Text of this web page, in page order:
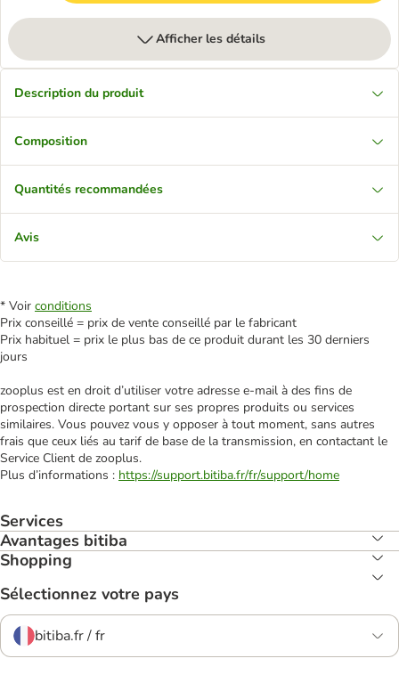
Afficher les détails
Description du produit
Composition
Quantités recommandées
Avis
* Voir conditions
Prix conseillé = prix de vente conseillé par le fabricant
Prix habituel = prix le plus bas de ce produit durant les 30 derniers
jours
zooplus est en droit d’utiliser votre adresse e‑mail à des fins de
prospection directe portant sur ses propres produits ou services
similaires. Vous pouvez vous y opposer à tout moment, sans autres
frais que ceux liés au tarif de base de la transmission, en contactant le
Service Client de zooplus.
Plus d’informations : https://support.bitiba.fr/fr/support/home
Services
Avantages bitiba
Shopping
Sélectionnez votre pays
bitiba.fr / fr